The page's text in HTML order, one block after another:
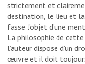
strictement et
destination, le lieu et la
fasse l’objet d’une
La philosophie de
l’auteur dispose d’un
œuvre et il doit